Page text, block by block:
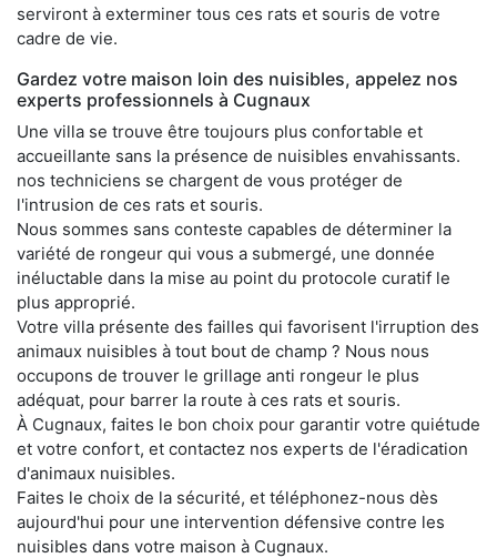
serviront à exterminer tous ces rats et souris de votre
cadre de vie.
Gardez votre maison loin des nuisibles, appelez nos
experts professionnels à Cugnaux
Une villa se trouve être toujours plus confortable et
accueillante sans la présence de nuisibles envahissants.
nos techniciens se chargent de vous protéger de
l'intrusion de ces rats et souris.
Nous sommes sans conteste capables de déterminer la
variété de rongeur qui vous a submergé, une donnée
inéluctable dans la mise au point du protocole curatif le
plus approprié.
Votre villa présente des failles qui favorisent l'irruption des
animaux nuisibles à tout bout de champ ? Nous nous
occupons de trouver le grillage anti rongeur le plus
adéquat, pour barrer la route à ces rats et souris.
À Cugnaux, faites le bon choix pour garantir votre quiétude
et votre confort, et contactez nos experts de l'éradication
d'animaux nuisibles.
Faites le choix de la sécurité, et téléphonez-nous dès
aujourd'hui pour une intervention défensive contre les
nuisibles dans votre maison à Cugnaux.